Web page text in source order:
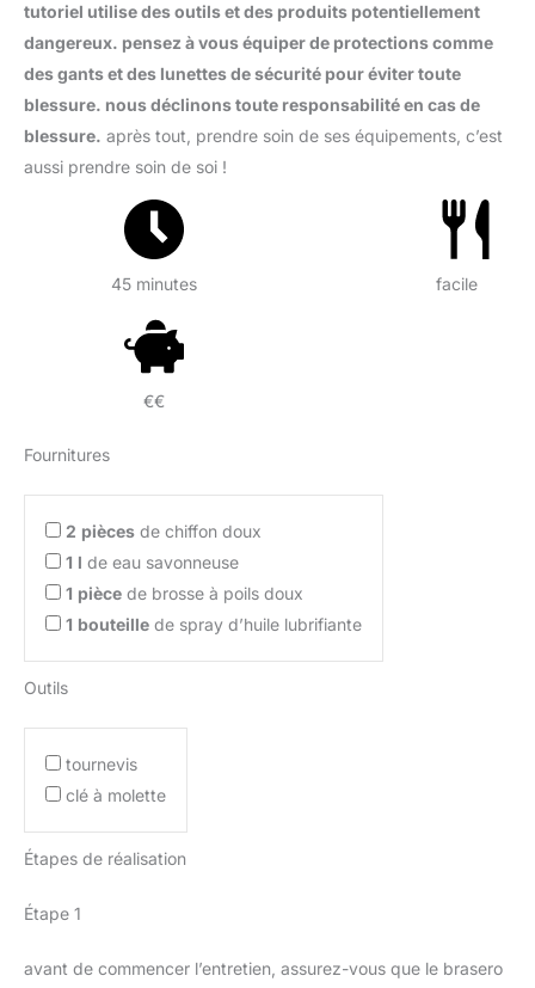
tutoriel utilise des outils et des produits potentiellement
dangereux. pensez à vous équiper de protections comme
des gants et des lunettes de sécurité pour éviter toute
blessure. nous déclinons toute responsabilité en cas de
blessure. après tout, prendre soin de ses équipements, c’est
aussi prendre soin de soi !
45 minutes facile
€€
Fournitures
2 pièces de chiffon doux
1 l de eau savonneuse
1 pièce de brosse à poils doux
1 bouteille de spray d’huile lubrifiante
Outils
tournevis
clé à molette
Étapes de réalisation
Étape 1
avant de commencer l’entretien, assurez-vous que le brasero